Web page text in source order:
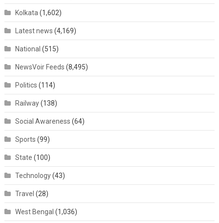
Kolkata (1,602)
Latest news (4,169)
National (515)
NewsVoir Feeds (8,495)
Politics (114)
Railway(138)
Social Awareness (64)
Sports (99)
State (100)
Technology(43)
Travel (28)
West Bengal (1,036)